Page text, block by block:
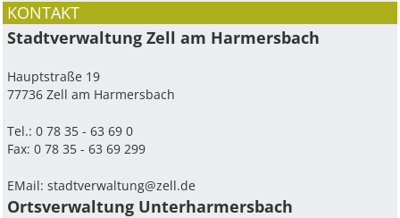
KONTAKT
Stadtverwaltung Zell am Harmersbach
Hauptstraße 19
77736 Zell am Harmersbach
Tel.: 0 78 35 - 63 69 0
Fax: 0 78 35 - 63 69 299
EMail:stadtverwaltung@zell.de
Ortsverwaltung Unterharmersbach